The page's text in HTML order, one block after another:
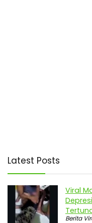
Latest Posts
Viral
Berita